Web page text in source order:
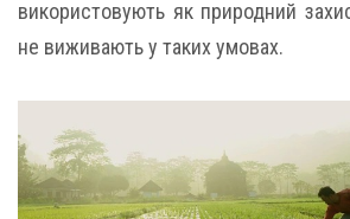
використовують як природний
не виживають у таких умовах.